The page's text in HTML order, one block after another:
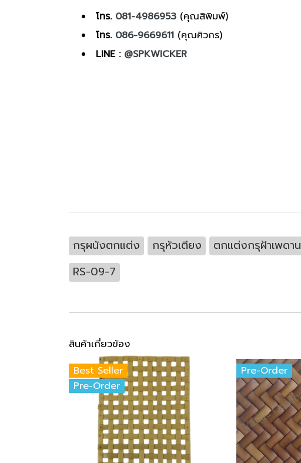
โทร. 081-4986953 (คุณสิพิมพ์)
โทร. 086-9669611 (คุณศิวกร)
LINE : @SPKWICKER
กรุผนังตกแต่ง กรุหัวเตียง ตกแต่งกรุฝ้าเพดาน
RS-09-7
สินค้าเกี่ยวข้อง
Best Seller
Pre-Order
Pre-Order